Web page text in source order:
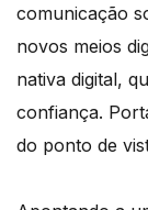
comunicação
novos meios
nativa digital,
confiança.
do ponto de